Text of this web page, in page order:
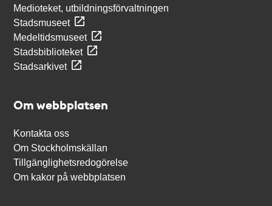
Medioteket, utbildningsförvaltningen
Stadsmuseet
Medeltidsmuseet
Stadsbiblioteket
Stadsarkivet
Om webbplatsen
Kontakta oss
Om Stockholmskällan
Tillgänglighetsredogörelse
Om kakor på webbplatsen